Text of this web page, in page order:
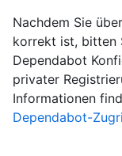
Nachdem Sie
korrekt ist, bitten
Dependabot
privater
Informationen
Dependabot-